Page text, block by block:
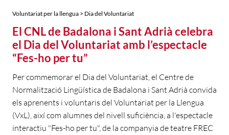
Voluntariat per la llengua > Dia del Voluntariat
El CNL de Badalona i Sant Adrià celebra
el Dia del Voluntariat amb l’espectacle
“Fes-ho per tu”
Per commemorar el Dia del Voluntariat, el Centre de
Normalització Lingüística de Badalona i Sant Adrià convida
els aprenents i voluntaris del Voluntariat per la Llengua
(VxL), així com alumnes del nivell suficiència, a l'espectacle
interactiu "Fes-ho per tu", de la companyia de teatre FREC